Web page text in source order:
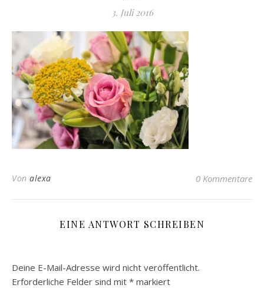
3. Juli 2016
Von alexa 0 Kommentare
EINE ANTWORT SCHREIBEN
Deine E-Mail-Adresse wird nicht veröffentlicht.
Erforderliche Felder sind mit * markiert